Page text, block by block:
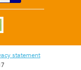
statement